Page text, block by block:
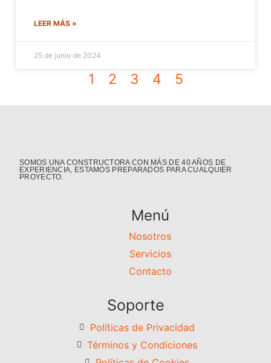
LEER MÁS »
25 de junio de 2024
1 2 3 4 5
SOMOS UNA CONSTRUCTORA CON MÁS DE 40 AÑOS DE
EXPERIENCIA, ESTAMOS PREPARADOS PARA CUALQUIER
PROYECTO.
Menú
Nosotros
Servicios
Contacto
Soporte
Políticas de Privacidad
Términos y Condiciones